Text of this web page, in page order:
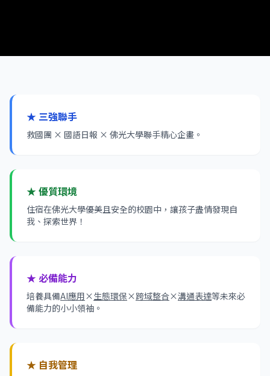
★ 三強聯手
救國團 × 國語日報 × 佛光大學聯手精心企畫。
★ 優質環境
住宿在佛光大學優美且安全的校園中，讓孩子盡情發現自
我、探索世界！
★ 必備能力
培養具備AI應用×生態環保×跨域整合×溝通表達等未來必
備能力的小小領袖。
★ 自我管理